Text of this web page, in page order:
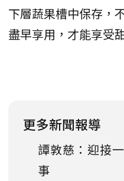
下層蔬果槽中保存，
盡早享用，才能享受
更多新聞報導
譚敦慈：迎接
事